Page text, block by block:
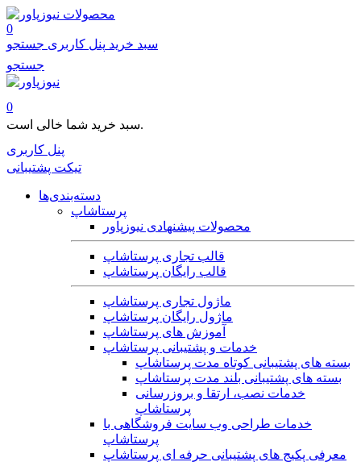
محصولات
0
سبد خرید پنل کاربری جستجو
جستجو
0
سبد خرید شما خالی است.
پنل کاربری
تیکت پشتیبانی
دسته‌بندی‌ها
پرستاشاپ
محصولات پیشنهادی نیوزپاور
قالب تجاری پرستاشاپ
قالب رایگان پرستاشاپ
ماژول تجاری پرستاشاپ
ماژول رایگان پرستاشاپ
آموزش های پرستاشاپ
خدمات و پشتیبانی پرستاشاپ
بسته های پشتیبانی کوتاه مدت پرستاشاپ
بسته های پشتیبانی بلند مدت پرستاشاپ
خدمات نصب، ارتقا و بروزرسانی
پرستاشاپ
خدمات طراحی وب سایت فروشگاهی با
پرستاشاپ
معرفی پکیج های پشتیبانی حرفه ای پرستاشاپ